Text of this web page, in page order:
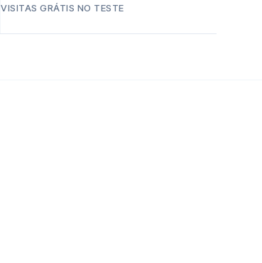
VISITAS GRÁTIS NO TESTE